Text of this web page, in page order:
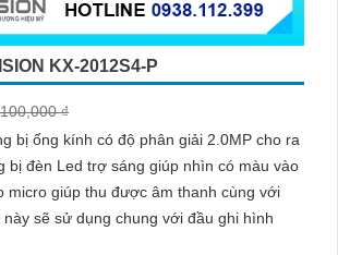
KX-2012S4-P
₫
bị ống kính có độ phân giải 2.0MP cho ra
bị đèn Led trợ sáng giúp nhìn có màu vào
micro giúp thu được âm thanh cùng với
sẽ sử dụng chung với đầu ghi hình